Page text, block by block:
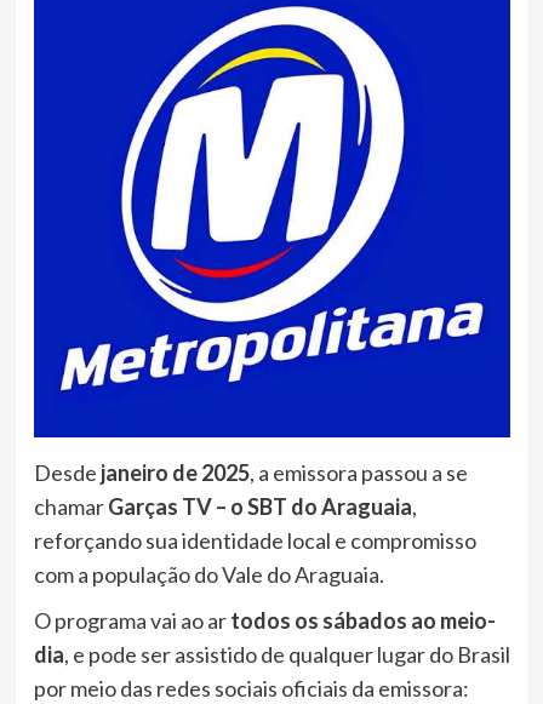
Desde janeiro de 2025, a emissora passou a se
chamarGarças TV – o SBT do Araguaia,
reforçando sua identidade local e compromisso
com a população do Vale do Araguaia.
O programa vai ao artodos os sábados ao meio-
dia, e pode ser assistido de qualquer lugar do Brasil
por meio das redes sociais oficiais da emissora: